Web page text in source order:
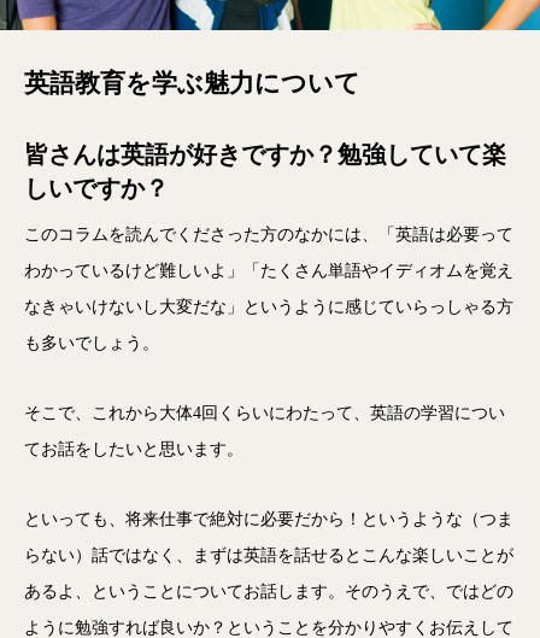
英語教育を学ぶ魅力について
皆さんは英語が好きですか？勉強していて楽
しいですか？
このコラムを読んでくださった方のなかには、「英語は必要って
わかっているけど難しいよ」「たくさん単語やイディオムを覚え
なきゃいけないし大変だな」というように感じていらっしゃる方
も多いでしょう。
そこで、これから大体4回くらいにわたって、英語の学習につい
てお話をしたいと思います。
といっても、将来仕事で絶対に必要だから！というような（つま
らない）話ではなく、まずは英語を話せるとこんな楽しいことが
あるよ、ということについてお話します。そのうえで、ではどの
ように勉強すれば良いか？ということを分かりやすくお伝えして